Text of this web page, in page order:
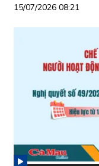
15/07/2026 08:21